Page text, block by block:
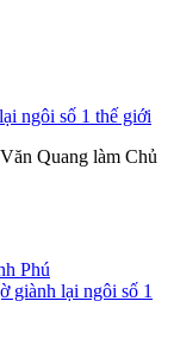
ngôi số 1 thế giới
Quang làm Chủ
Phú
giành lại ngôi số 1